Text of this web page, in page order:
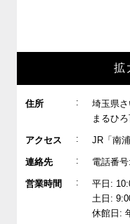
拡
住所 :
埼玉県
まるひ
アクセス : JR「南
連絡先 : 電話番
営業時間 :
平日:
土日:
休館日: